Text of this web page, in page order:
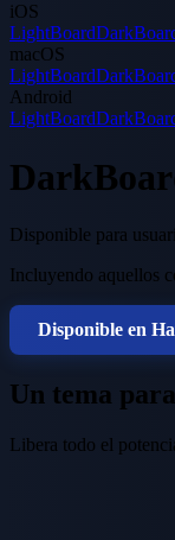
iOS
LightBoard
macOS
LightBoard
Android
LightBoard
Disponible para
Incluyendo aquellos
Disponible en
Un tema
Libera todo el